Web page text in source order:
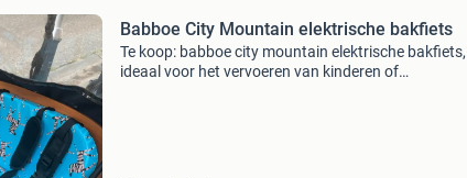
Babboe City Mountain elektrische bakfiets
Te koop: babboe city mountain elektrische bakfiets,
ideaal voor het vervoeren van kinderen of